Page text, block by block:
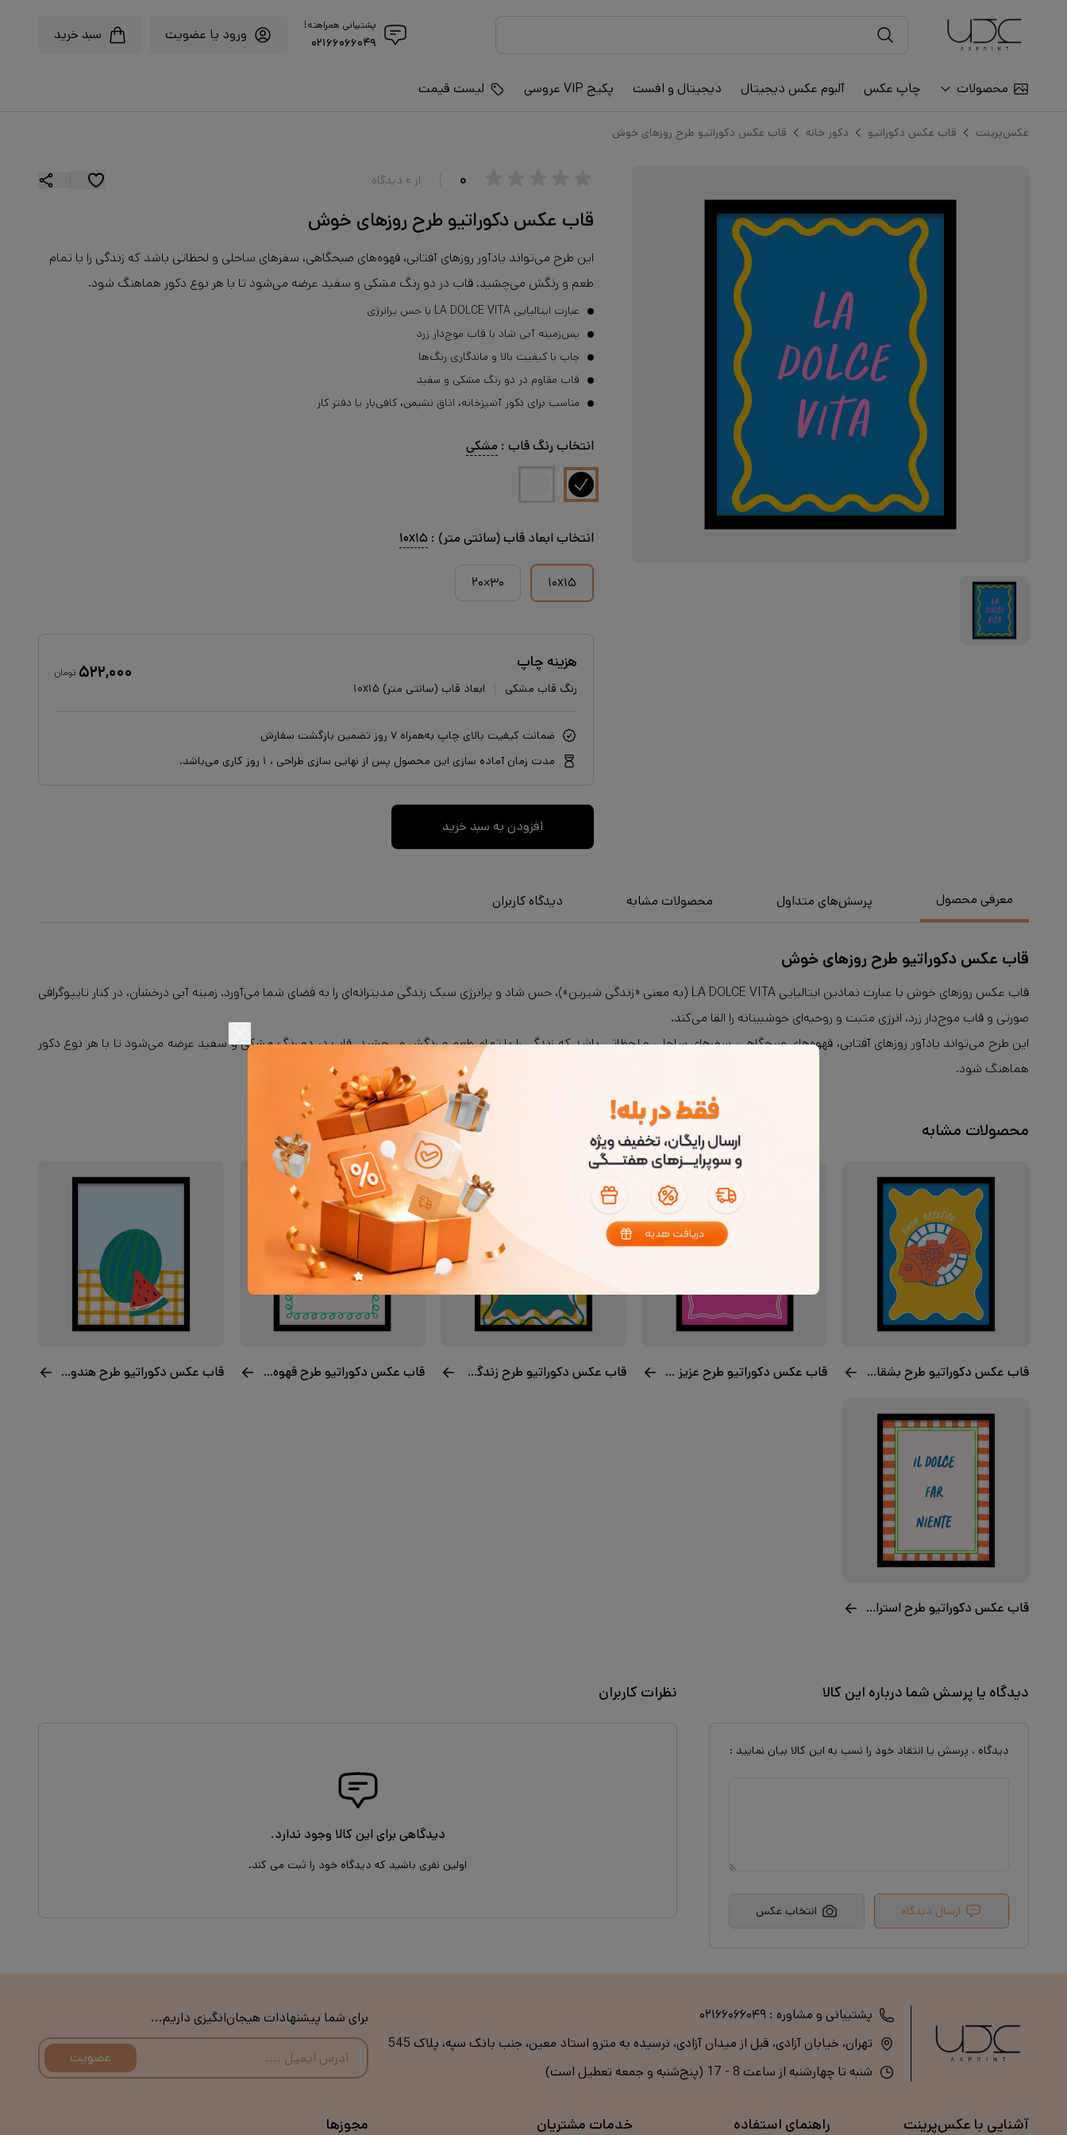
پشتیبانی همراهته!
۰۲۱۶۶۰۶۶۰۴۹ ورود یا عضویت سبد خرید
محصولات چاپ عکس آلبوم عکس دیجیتال دیجیتال و افست پکیج VIP عروسی لیست قیمت
عکس‌پرینت قاب عکس دکوراتیو دکور خانه قاب عکس دکوراتیو طرح روزهای خوش
۰ از ۰ دیدگاه
قاب عکس دکوراتیو طرح روزهای خوش
این طرح می‌تواند یادآور روزهای آفتابی، قهوه‌های صبحگاهی، سفرهای ساحلی و لحظاتی باشد که زندگی را با تمام
طعم و رنگش می‌چشید. قاب در دو رنگ مشکی و سفید عرضه می‌شود تا با هر نوع دکور هماهنگ شود.
عبارت ایتالیایی LA DOLCE VITA با حس پرانرژی
پس‌زمینه آبی شاد با قاب موج‌دار زرد
چاپ با کیفیت بالا و ماندگاری رنگ‌ها
قاب مقاوم در دو رنگ مشکی و سفید
مناسب برای دکور آشپزخانه، اتاق نشیمن، کافی‌بار یا دفتر کار
انتخاب رنگ قاب : مشکی
انتخاب ابعاد قاب (سانتی متر) : ۱۰x۱۵
۱۰x۱۵ ۳۰×۲۰
هزینه چاپ
رنگ قاب مشکی ابعاد قاب (سانتی متر) ۱۰x۱۵
۵۲۲,۰۰۰ تومان
ضمانت کیفیت بالای چاپ به‌همراه ۷ روز تضمین بازگشت سفارش
مدت زمان آماده سازی این محصول پس از نهایی سازی طراحی ، ۱ روز کاری می‌باشد.
افزودن به سبد خرید
معرفی محصول پرسش‌های متداول محصولات مشابه دیدگاه کاربران
قاب عکس دکوراتیو طرح روزهای خوش
قاب عکس روزهای خوش با عبارت نمادین ایتالیایی LA DOLCE VITA (به معنی «زندگی شیرین»)، حس شاد و پرانرژی سبک زندگی مدیترانه‌ای را به فضای شما می‌آورد. زمینه آبی درخشان، در کنار تایپوگرافی
صورتی و قاب موج‌دار زرد، انرژی مثبت و روحیه‌ای خوشبینانه را القا می‌کند.
این طرح می‌تواند یادآور روزهای آفتابی، قهوه‌های صبحگاهی، سفرهای ساحلی و لحظاتی باشد که زندگی را با تمام طعم و رنگش می‌چشید. قاب در دو رنگ مشکی و سفید عرضه می‌شود تا با هر نوع دکور
هماهنگ شود.
محصولات مشابه
قاب عکس دکوراتیو طرح بشقاب ماهی قاب عکس دکوراتیو طرح عزیز من قاب عکس دکوراتیو طرح زندگی آهسته قاب عکس دکوراتیو طرح قهوه لطفا قاب عکس دکوراتیو طرح هندونه شیرین
قاب عکس دکوراتیو طرح استراحت
دیدگاه یا پرسش شما درباره این کالا
دیدگاه ، پرسش یا انتقاد خود را نسب به این کالا بیان نمایید :
ارسال دیدگاه انتخاب عکس
نظرات کاربران
دیدگاهی برای این کالا وجود ندارد.
اولین نفری باشید که دیدگاه خود را ثبت می کند.
پشتیبانی و مشاوره : ۰۲۱۶۶۰۶۶۰۴۹
تهران، خیابان آزادی، قبل از میدان آزادی، نرسیده به مترو استاد معین، جنب بانک سپه، پلاک 545
شنبه تا چهارشنبه از ساعت 8 - 17 (پنج‌شنبه و جمعه تعطیل است)
برای شما پیشنهادات هیجان‌انگیزی داریم...
عضویت
آشنایی با عکس‌پرینت راهنمای استفاده خدمات مشتریان مجوزها